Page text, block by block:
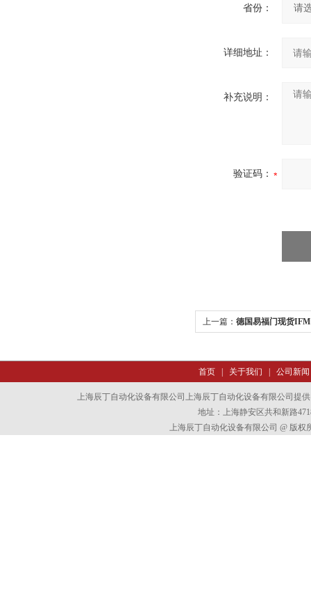
省份：
详细地址：
补充说明：
验证码：
上一篇： 德国易福门现货
首页| 关于我们 公司新闻
上海辰丁自动化设备有限公司上海辰丁自动化设备有限公司提
地址：上海静安区共和新路
上海辰丁自动化设备有限公司 @ 版权